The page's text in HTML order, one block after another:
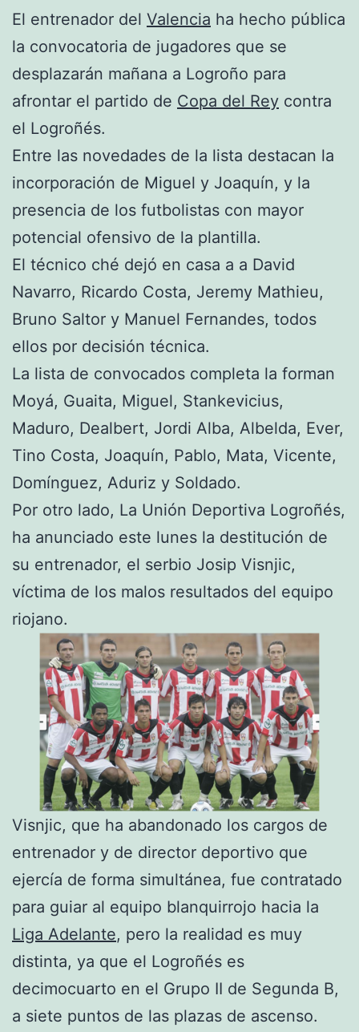
El entrenador del Valencia ha hecho pública
la convocatoria de jugadores que se
desplazarán mañana a Logroño para
afrontar el partido de Copa del Rey contra
el Logroñés.
Entre las novedades de la lista destacan la
incorporación de Miguel y Joaquín, y la
presencia de los futbolistas con mayor
potencial ofensivo de la plantilla.
El técnico ché dejó en casa a a David
Navarro, Ricardo Costa, Jeremy Mathieu,
Bruno Saltor y Manuel Fernandes, todos
ellos por decisión técnica.
La lista de convocados completa la forman
Moyá, Guaita, Miguel, Stankevicius,
Maduro, Dealbert, Jordi Alba, Albelda, Ever,
Tino Costa, Joaquín, Pablo, Mata, Vicente,
Domínguez, Aduriz y Soldado.
Por otro lado, La Unión Deportiva Logroñés,
ha anunciado este lunes la destitución de
su entrenador, el serbio Josip Visnjic,
víctima de los malos resultados del equipo
riojano.
Visnjic, que ha abandonado los cargos de
entrenador y de director deportivo que
ejercía de forma simultánea, fue contratado
para guiar al equipo blanquirrojo hacia la
Liga Adelante, pero la realidad es muy
distinta, ya que el Logroñés es
decimocuarto en el Grupo II de Segunda B,
a siete puntos de las plazas de ascenso.